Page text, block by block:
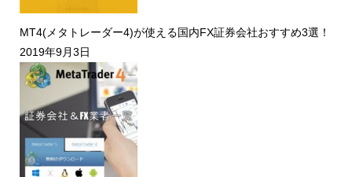
MT4(メタトレーダー4)が使える国内FX証券会社おすすめ3選！
2019年9月3日